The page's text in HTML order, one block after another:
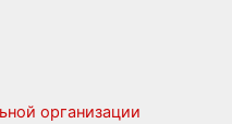
организации